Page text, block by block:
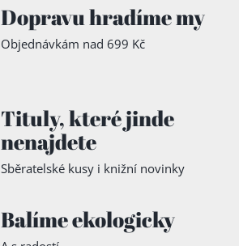
Dopravu hradíme my
Objednávkám nad 699 Kč
Tituly,které jinde
nenajdete
Sběratelské kusy i knižní novinky
Balíme ekologicky